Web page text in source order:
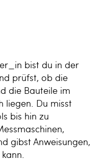
bist du in der
prüfst, ob die
die Bauteile im
liegen. Du misst
bis hin zu
gibst Anweisungen,